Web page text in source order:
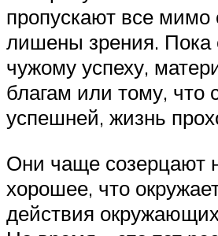
пропускают все мимо
лишены зрения. Пока
чужому успеху,
благам или тому, что
успешней, жизнь
Они чаще созерцают
хорошее, что
действия